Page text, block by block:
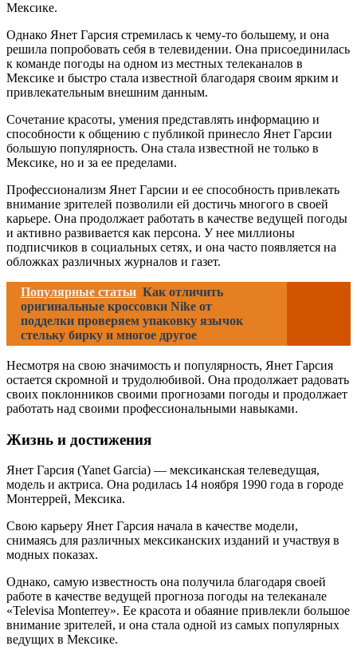
Мексике.
Однако Янет Гарсия стремилась к чему-то большему, и она
решила попробовать себя в телевидении. Она присоединилась
к команде погоды на одном из местных телеканалов в
Мексике и быстро стала известной благодаря своим ярким и
привлекательным внешним данным.
Сочетание красоты, умения представлять информацию и
способности к общению с публикой принесло Янет Гарсии
большую популярность. Она стала известной не только в
Мексике, но и за ее пределами.
Профессионализм Янет Гарсии и ее способность привлекать
внимание зрителей позволили ей достичь многого в своей
карьере. Она продолжает работать в качестве ведущей погоды
и активно развивается как персона. У нее миллионы
подписчиков в социальных сетях, и она часто появляется на
обложках различных журналов и газет.
Популярные статьи Как отличить
оригинальные кроссовки Nike от
подделки проверяем упаковку язычок
стельку бирку и многое другое
Несмотря на свою значимость и популярность, Янет Гарсия
остается скромной и трудолюбивой. Она продолжает радовать
своих поклонников своими прогнозами погоды и продолжает
работать над своими профессиональными навыками.
Жизнь и достижения
Янет Гарсия (Yanet Garcia) — мексиканская телеведущая,
модель и актриса. Она родилась 14 ноября 1990 года в городе
Монтеррей, Мексика.
Свою карьеру Янет Гарсия начала в качестве модели,
снимаясь для различных мексиканских изданий и участвуя в
модных показах.
Однако, самую известность она получила благодаря своей
работе в качестве ведущей прогноза погоды на телеканале
«Televisa Monterrey». Ее красота и обаяние привлекли большое
внимание зрителей, и она стала одной из самых популярных
ведущих в Мексике.